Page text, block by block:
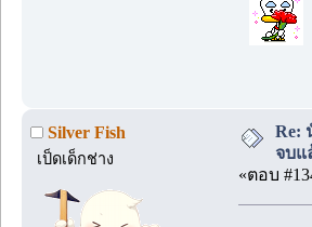
Silver Fish
เป็ดเด็กช่าง
Re:
จบแ
«ตอบ